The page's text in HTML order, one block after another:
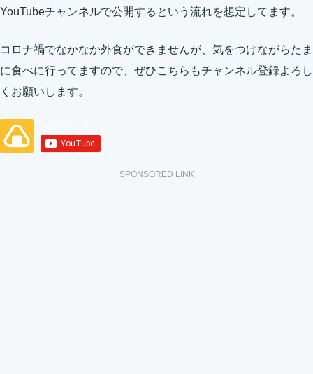
YouTubeチャンネルで公開するという流れを想定してます。
コロナ禍でなかなか外食ができませんが、気をつけながらたま
に食べに行ってますので、ぜひこちらもチャンネル登録よろし
くお願いします。
SPONSORED LINK